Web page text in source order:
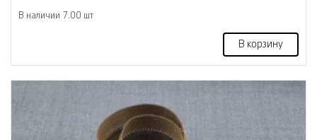
В наличии 7.00 шт
В корзину